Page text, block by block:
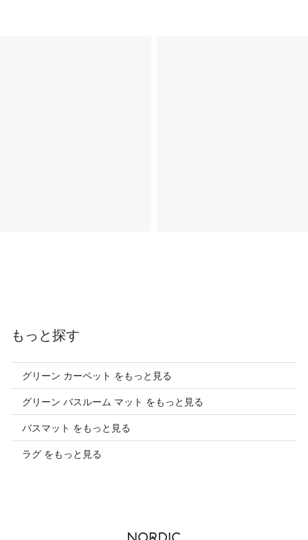
もっと探す
グリーン カーペット をもっと見る
グリーン バスルーム マット をもっと見る
バスマット をもっと見る
ラグ をもっと見る